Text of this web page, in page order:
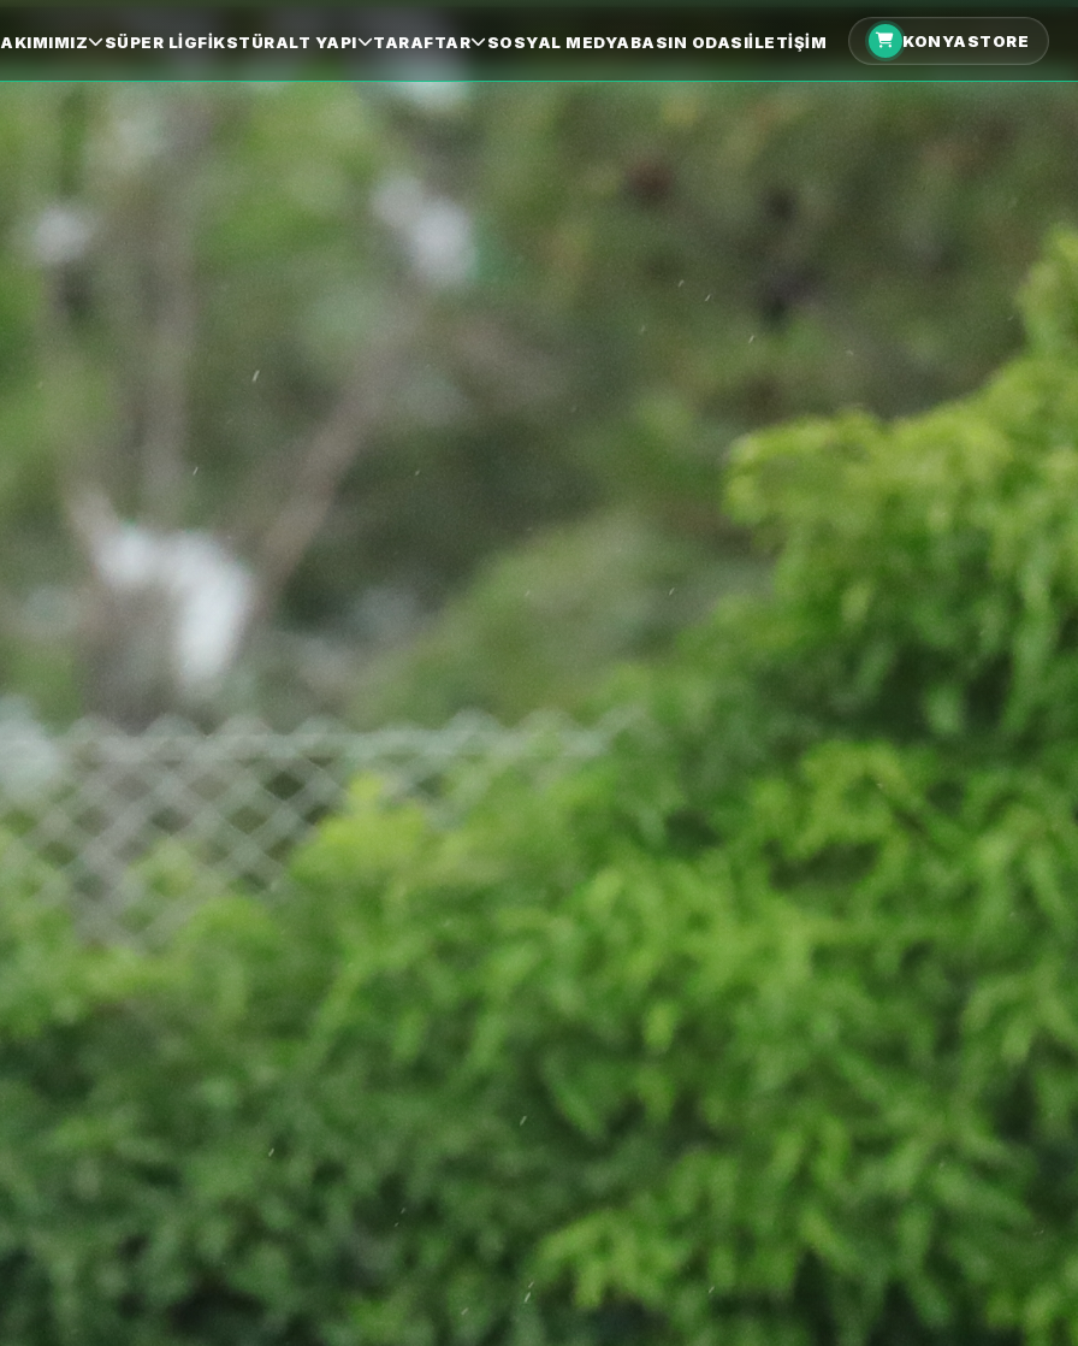
SÜPER LIGFIKSTÜRALT YAPI TARAFTAR SOSYAL MEDYABASIN ODASIİLETIŞIM KONYASTORE